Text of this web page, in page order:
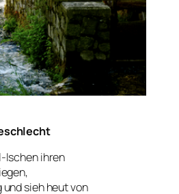
Ischen ihren
und sieh heut von